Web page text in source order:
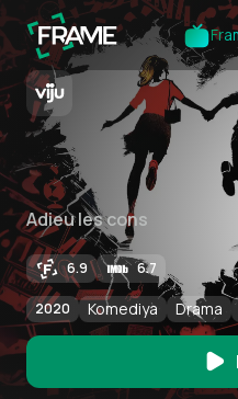
Adieu les cons
6.9 6.7
2020 Komediya Drama